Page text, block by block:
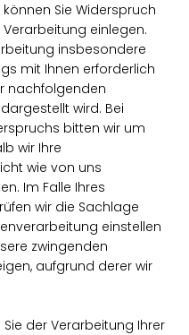
Sie Widerspruch
Verarbeitung einlegen.
insbesondere
mit Ihnen erforderlich
nachfolgenden
wird. Bei
bitten wir um
wir Ihre
wie von uns
Im Falle Ihres
wir die Sachlage
einstellen
zwingenden
aufgrund derer wir
der Verarbeitung Ihrer